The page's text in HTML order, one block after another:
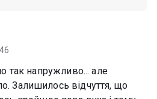
так напружливо... але
Залишилось відчуття, що